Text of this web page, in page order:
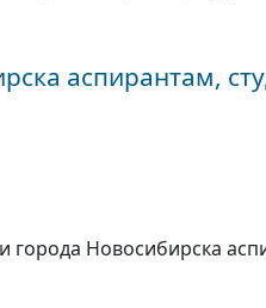
аспирантам,
Новосибирска